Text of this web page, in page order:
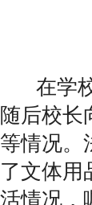
在学
随后校长
等情况。
了文体用
活情况，